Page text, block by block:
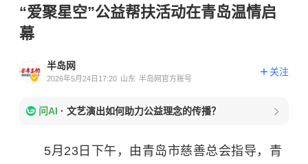
“爱聚星空”公益帮扶活动在青岛温情启
幕
半岛网
2026年5月24日17:20 山东 半岛网官方账号
关注
问AI · 文艺演出如何助力公益理念的传播？
5月23日下午，由青岛市慈善总会指导，青